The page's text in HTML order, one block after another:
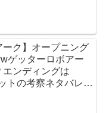
ーク】オープニング
ゲッターロボアー
エンディングは
トの考察ネタバレ感